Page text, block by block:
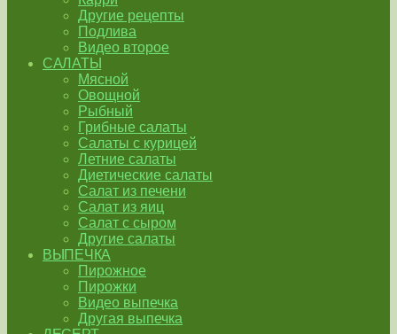
Другие рецепты
Подлива
Видео второе
САЛАТЫ
Мясной
Овощной
Рыбный
Грибные салаты
Салаты с курицей
Летние салаты
Диетические салаты
Салат из печени
Салат из яиц
Салат с сыром
Другие салаты
ВЫПЕЧКА
Пирожное
Пирожки
Видео выпечка
Другая выпечка